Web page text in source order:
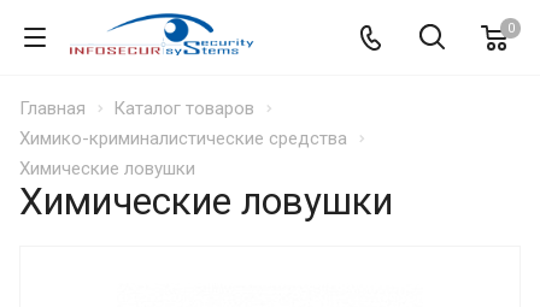
0
Главная
Каталог товаров
Химико-криминалистические средства
Химические ловушки
Химические ловушки